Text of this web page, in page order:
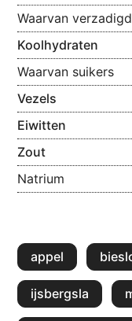
Waarvan verzadigd
Koolhydraten
Waarvan suikers
Vezels
Eiwitten
Zout
Natrium
appel
ijsbergsla